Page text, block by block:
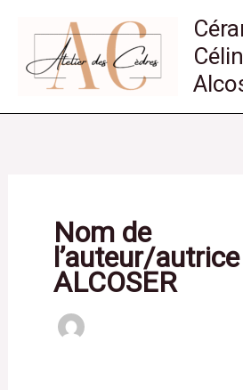
contenu
Nom de
l’auteur/
ALCOSER